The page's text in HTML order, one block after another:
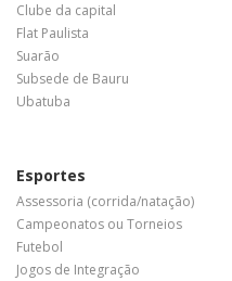
Clube da capital
Flat Paulista
Suarão
Subsede de Bauru
Ubatuba
Esportes
Assessoria (corrida/natação)
Campeonatos ou Torneios
Futebol
Jogos de Integração